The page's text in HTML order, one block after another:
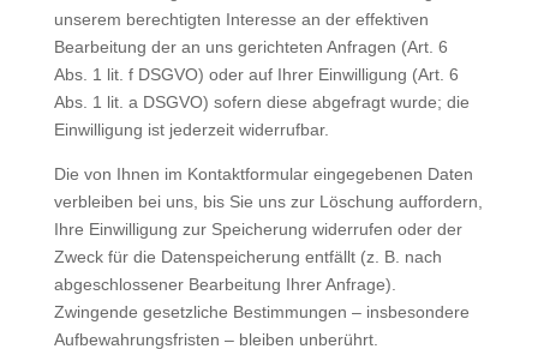
unserem berechtigten Interesse an der effektiven
Bearbeitung der an uns gerichteten Anfragen (Art. 6
Abs. 1 lit. f DSGVO) oder auf Ihrer Einwilligung (Art. 6
Abs. 1 lit. a DSGVO) sofern diese abgefragt wurde; die
Einwilligung ist jederzeit widerrufbar.
Die von Ihnen im Kontaktformular eingegebenen Daten
verbleiben bei uns, bis Sie uns zur Löschung auffordern,
Ihre Einwilligung zur Speicherung widerrufen oder der
Zweck für die Datenspeicherung entfällt (z. B. nach
abgeschlossener Bearbeitung Ihrer Anfrage).
Zwingende gesetzliche Bestimmungen – insbesondere
Aufbewahrungsfristen – bleiben unberührt.